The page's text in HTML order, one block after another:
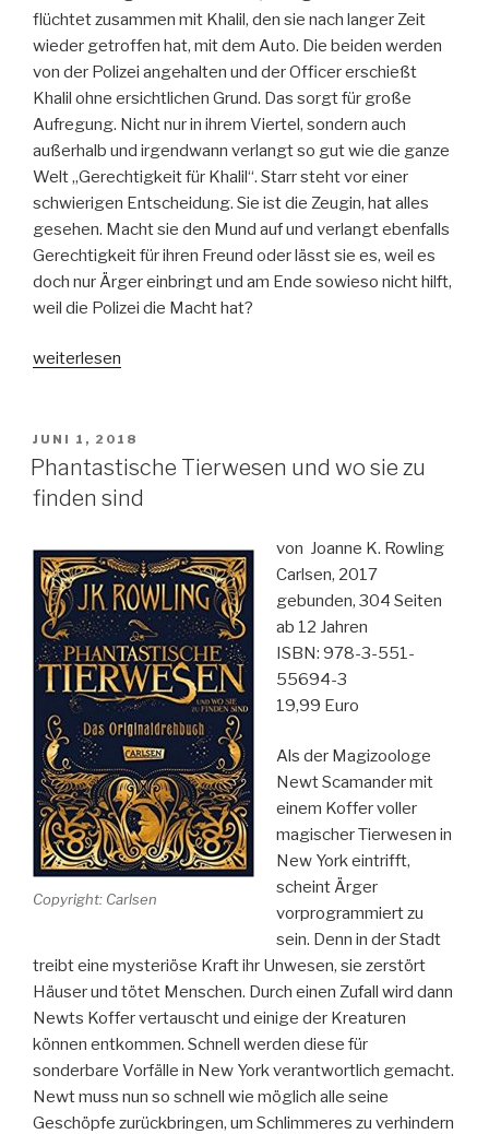
flüchtet zusammen mit Khalil, den sie nach langer Zeit
wieder getroffen hat, mit dem Auto. Die beiden werden
von der Polizei angehalten und der Officer erschießt
Khalil ohne ersichtlichen Grund. Das sorgt für große
Aufregung. Nicht nur in ihrem Viertel, sondern auch
außerhalb und irgendwann verlangt so gut wie die ganze
Welt „Gerechtigkeit für Khalil“. Starr steht vor einer
schwierigen Entscheidung. Sie ist die Zeugin, hat alles
gesehen. Macht sie den Mund auf und verlangt ebenfalls
Gerechtigkeit für ihren Freund oder lässt sie es, weil es
doch nur Ärger einbringt und am Ende sowieso nicht hilft,
weil die Polizei die Macht hat?
„The
gave“
weiterlesen
VERÖFFENTLICHT
AM
JUNI 1, 2018
Phantastische Tierwesen und wo sie zu
finden sind
Copyright: Carlsen
von Joanne K. Rowling
Carlsen, 2017
gebunden, 304 Seiten
ab 12 Jahren
ISBN: 978-3-551-
55694-3
19,99 Euro
Als der Magizoologe
Newt Scamander mit
einem Koffer voller
magischer Tierwesen in
New York eintrifft,
scheint Ärger
vorprogrammiert zu
sein. Denn in der Stadt
treibt eine mysteriöse Kraft ihr Unwesen, sie zerstört
Häuser und tötet Menschen. Durch einen Zufall wird dann
Newts Koffer vertauscht und einige der Kreaturen
können entkommen. Schnell werden diese für
sonderbare Vorfälle in New York verantwortlich gemacht.
Newt muss nun so schnell wie möglich alle seine
Geschöpfe zurückbringen, um Schlimmeres zu verhindern